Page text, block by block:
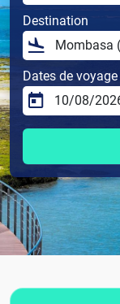
Destination
Dates de voyage